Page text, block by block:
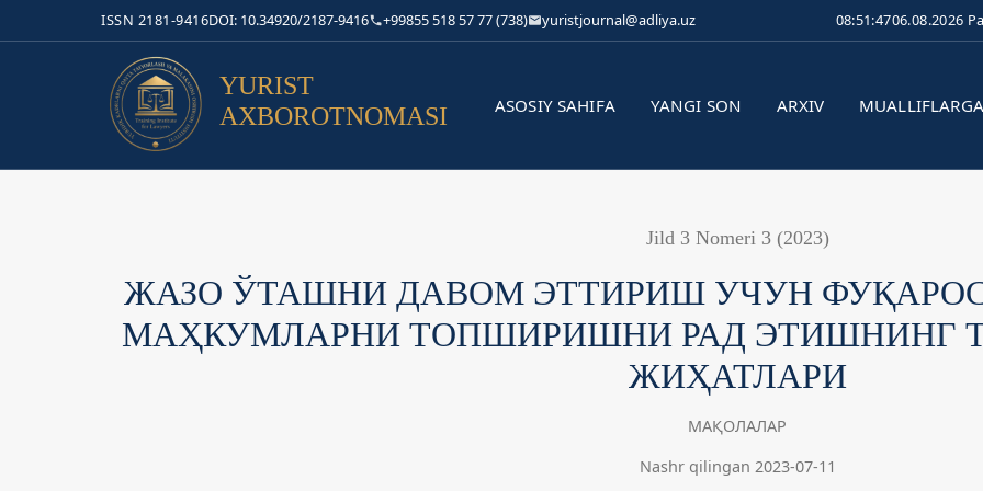
ISSN 2181-9416DOI: 10.34920/2187-9416 +99855 518 57 77 (738) yuristjournal@adliya.uz 08:51:4806.08.2026
YURIST
AXBOROTNOMASI
ASOSIY SAHIFA YANGI SON ARXIV MUALLIFLARGA
Jild 3 Nomeri 3 (2023)
ЖАЗО ЎТАШНИ ДАВОМ ЭТТИРИШ УЧУН
МАҲКУМЛАРНИ ТОПШИРИШНИ РАД ЭТИШНИНГ
ЖИҲАТЛАРИ
МАҚОЛАЛАР
Nashr qilingan 2023-07-11